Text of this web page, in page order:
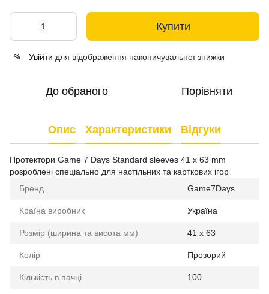
Купити
% Увійти для відображення накопичувальної знижки
До обраного Порівняти
Опис Характеристики Відгуки
Протектори Game 7 Days Standard sleeves 41 x 63 mm
розроблені спеціально для настільних та карткових ігор
Бренд
Game7Days
Країна виробник Україна
Розмір (ширина та висота мм) 41 x 63
Колір Прозорий
Кількість в пачці 100